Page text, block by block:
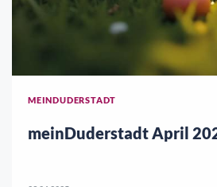
MEINDUDERSTADT
meinDuderstadt April